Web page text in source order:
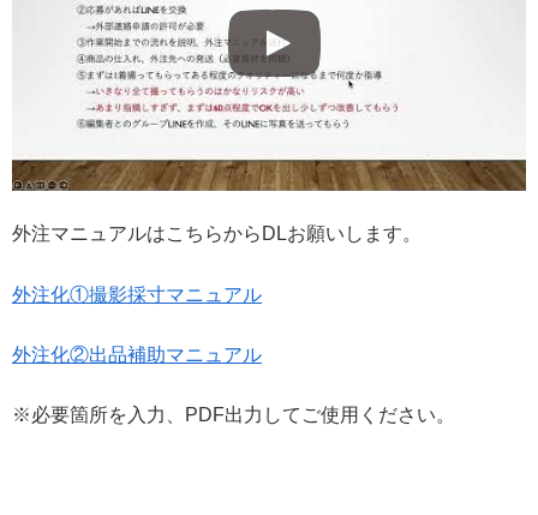
外注マニュアルはこちらからDLお願いします。
外注化①撮影採寸マニュアル
外注化②出品補助マニュアル
※必要箇所を入力、PDF出力してご使用ください。